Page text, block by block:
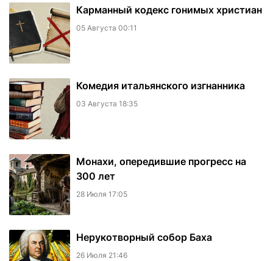
Карманный кодекс гонимых христиан
05 Августа 00:11
Комедия итальянского изгнанника
03 Августа 18:35
Монахи, опередившие прогресс на
300 лет
28 Июля 17:05
Нерукотворный собор Баха
26 Июля 21:46